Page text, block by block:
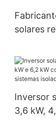
solares
kW, 8
inversor
Inversor
3,6 kW,